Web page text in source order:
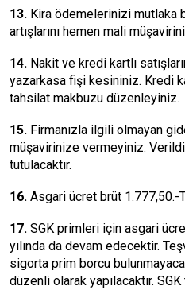
13. Kira ödemelerinizi mutlaka
artışlarını hemen mali
14. Nakit ve kredi kartlı
yazarkasa fişi kesininiz. Kredi
tahsilat makbuzu düzenleyiniz.
15. Firmanızla ilgili olmayan
müşavirinize vermeyiniz.
tutulacaktır.
16. Asgari ücret brüt 1.777,50.-
17. SGK primleri için asgari
yılında da devam edecektir.
sigorta prim borcu
düzenli olarak yapılacaktır.